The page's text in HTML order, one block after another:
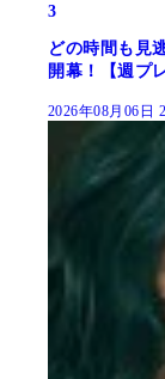
3
どの時間も見
開幕！【週プ
2026年08月06日